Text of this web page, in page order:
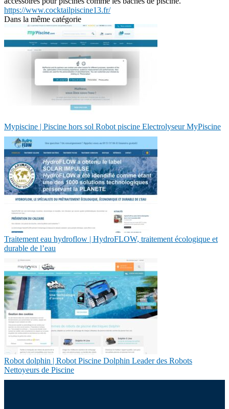
https://www.cocktailpiscine13.fr/
Dans la même catégorie
Mypiscine | Piscine hors sol Robot piscine Electrolyseur MyPiscine
Traitement eau hydroflow | HydroFLOW, traitement écologique et
durable de l’eau
Robot dolphin | Robot Piscine Dolphin Leader des Robots
Nettoyeurs de Piscine